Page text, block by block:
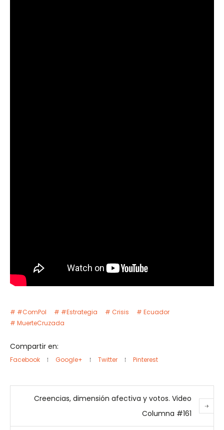
#ComPol #Estrategia Crisis
Ecuador
MuerteCruzada
Compartir en:
Facebook Google+ Twitter Pinterest
Creencias, dimensión afectiva y votos. Video
Columna #161